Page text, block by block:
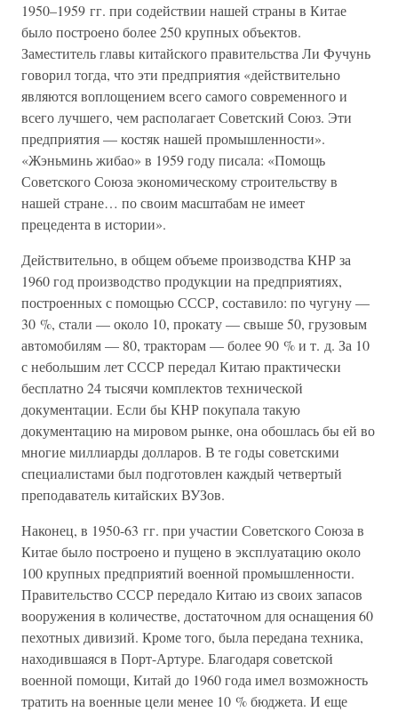
1950–1959 гг. при содействии нашей страны в Китае
было построено более 250 крупных объектов.
Заместитель главы китайского правительства Ли Фучунь
говорил тогда, что эти предприятия «действительно
являются воплощением всего самого современного и
всего лучшего, чем располагает Советский Союз. Эти
предприятия — костяк нашей промышленности».
«Жэньминь жибао» в 1959 году писала: «Помощь
Советского Союза экономическому строительству в
нашей стране… по своим масштабам не имеет
прецедента в истории».
Действительно, в общем объеме производства КНР за
1960 год производство продукции на предприятиях,
построенных с помощью СССР, составило: по чугуну —
30 %, стали — около 10, прокату — свыше 50, грузовым
автомобилям — 80, тракторам — более 90 % и т. д. За 10
с небольшим лет СССР передал Китаю практически
бесплатно 24 тысячи комплектов технической
документации. Если бы КНР покупала такую
документацию на мировом рынке, она обошлась бы ей во
многие миллиарды долларов. В те годы советскими
специалистами был подготовлен каждый четвертый
преподаватель китайских ВУЗов.
Наконец, в 1950-63 гг. при участии Советского Союза в
Китае было построено и пущено в эксплуатацию около
100 крупных предприятий военной промышленности.
Правительство СССР передало Китаю из своих запасов
вооружения в количестве, достаточном для оснащения 60
пехотных дивизий. Кроме того, была передана техника,
находившаяся в Порт-Артуре. Благодаря советской
военной помощи, Китай до 1960 года имел возможность
тратить на военные цели менее 10 % бюджета. И еще